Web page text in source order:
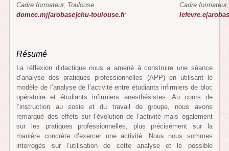
Cadre formateur, Toulouse
domec.mj[arobase]chu-toulouse.fr
Cadre
Résumé
La réflexion didactique nous a amené à construire une séance
d’analyse des pratiques professionnelles (APP) en utilisant le
modèle de l’analyse de l’activité entre étudiants infirmiers de bloc
opératoire et étudiants infirmiers anesthésistes. Au cours de
l’instruction au sosie et du travail de groupe, nous avons
remarqué des effets sur l’évolution de l’activité mais également
sur les pratiques professionnelles, plus précisément sur la
manière concrète d’exercer une activité. Nous nous sommes
interrogés sur l’utilisation de cette analyse et le possible